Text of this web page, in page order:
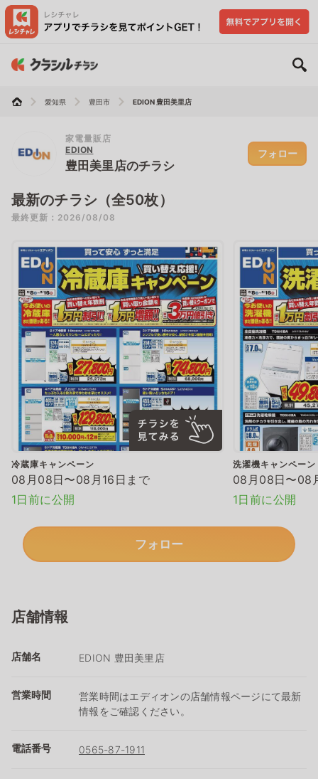
愛知県 豊田市 EDION 豊田美里店
家電量販店
EDION
豊田美里店のチラシ
フォロー
最新のチラシ（全50枚）
最終更新：2026/08/08
冷蔵庫キャンペーン
08月08日〜08月16日まで
1日前に公開
洗濯機キャンペーン
08月08日〜08
1日前に公開
フォロー
店舗情報
店舗名 EDION 豊田美里店
営業時間
営業時間はエディオンの店舗情報ページにて最新
情報をご確認ください。
電話番号 0565-87-1911